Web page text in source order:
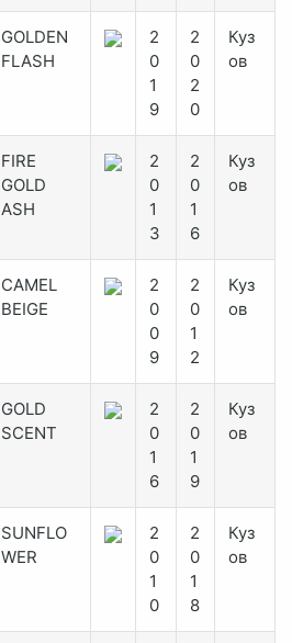
GOLDEN
FLASH
2
0
1
9
2
0
2
0
Куз
ов
FIRE
GOLD
ASH
2
0
1
3
2
0
1
6
Куз
ов
CAMEL
BEIGE
2
0
0
9
2
0
1
2
Куз
ов
GOLD
SCENT
2
0
1
6
2
0
1
9
Куз
ов
SUNFLO
WER
2
0
1
0
2
0
1
8
Куз
ов